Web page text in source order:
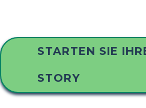
STARTEN SIE
STORY